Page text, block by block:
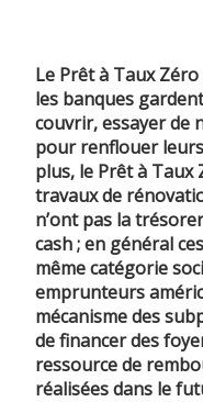
Le Prêt à Taux
les banques
couvrir, essayer de
pour renflouer
plus, le Prêt à Taux
travaux de
n’ont pas la
cash ; en général
même catégorie
emprunteurs
mécanisme des
de financer des
ressource de
réalisées dans le